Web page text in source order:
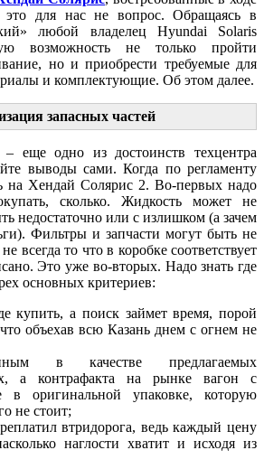
это для нас не вопрос. Обращаясь в
любой владелец Hyundai Solaris
возможность не только пройти
но и приобрести требуемые для
и комплектующие. Об этом далее.
запасных частей
еще одно из достоинств техцентра
выводы сами. Когда по регламенту
на Хендай Солярис 2. Во-первых надо
сколько. Жидкость может не
недостаточно или с излишком (а зачем
Фильтры и запчасти могут быть не
всегда то что в коробке соответствует
Это уже во-вторых. Надо знать где
основных критериев:
купить, а поиск займет время, порой
объехав всю Казань днем с огнем не
в качестве предлагаемых
а контрафакта на рынке вагон с
в оригинальной упаковке, которую
не стоит;
втридорога, ведь каждый цену
наглости хватит и исходя из